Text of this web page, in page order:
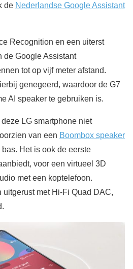
de Nederlandse Google Assistant
Recognition en een uiterst
de Google Assistant
tot op vijf meter afstand.
genegeerd, waardoor de G7
AI speaker te gebruiken is.
LG smartphone niet
van een Boombox speaker
Het is ook de eerste
voor een virtueel 3D
met een koptelefoon.
uitgerust met Hi-Fi Quad DAC,